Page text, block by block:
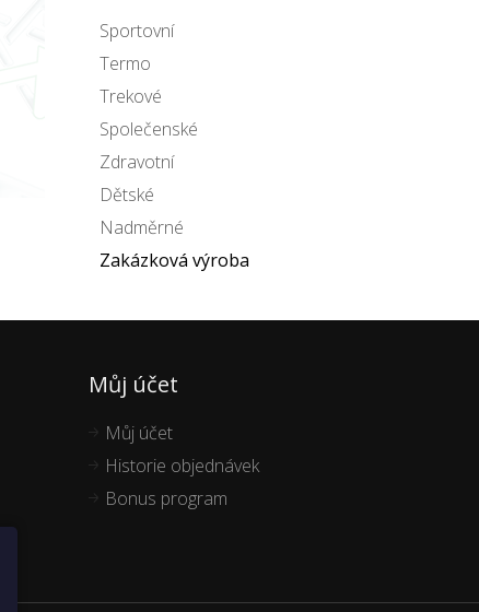
Sportovní
Termo
Trekové
Společenské
Zdravotní
Dětské
Nadměrné
Zakázková výroba
Můj účet
Můj účet
Historie objednávek
Bonus program